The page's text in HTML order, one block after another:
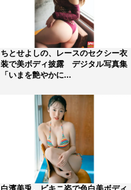
ちとせよしの、レースのセクシー衣
装で美ボディ披露 デジタル写真集
「いまを艶やかに...